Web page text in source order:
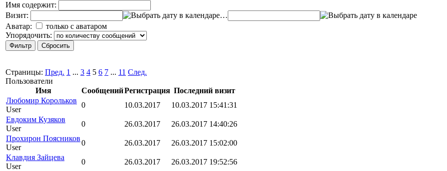
Имя содержит:
Визит:
…
Аватар:
только с аватаром
Упорядочить:
Страницы: Пред. 1 ... 3 4 5 6 7 ... 11 След.
Пользователи
Имя
СообщенийРегистрация Последний визит
Любомир Корольков
User
0 10.03.2017
10.03.2017 15:41:31
Евдоким Кузяков
User
0 26.03.2017
26.03.2017 14:40:26
Прохирон Поясников
User
0 26.03.2017
26.03.2017 15:02:00
Клавдия Зайцева
User
0 26.03.2017
26.03.2017 19:52:56